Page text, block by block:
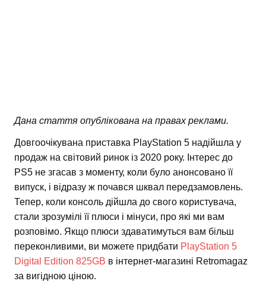
Дана стаття опублікована на правах реклами.
Довгоочікувана приставка PlayStation 5 надійшла у
продаж на світовий ринок із 2020 року. Інтерес до
PS5 не згасав з моменту, коли було анонсовано її
випуск, і відразу ж почався шквал передзамовлень.
Тепер, коли консоль дійшла до свого користувача,
стали зрозумілі її плюси і мінуси, про які ми вам
розповімо. Якщо плюси здаватимуться вам більш
переконливими, ви можете придбати PlayStation 5
Digital Edition 825GB в інтернет-магазині Retromagaz
за вигідною ціною.